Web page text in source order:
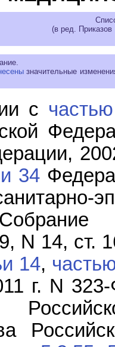
(в ред.
значительные
с
34
N 14, ст.
14,
г. N